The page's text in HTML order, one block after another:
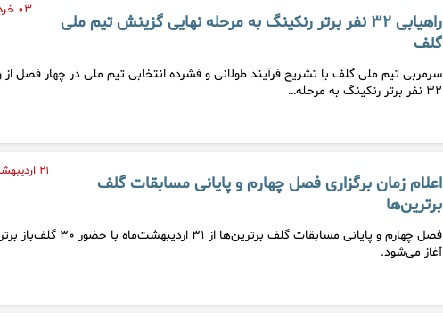
۰۳ خرداد ۱۴۰۵
راهیابی ۳۲ نفر برتر رنکینگ به مرحله نهایی گزینش تیم ملی
گلف
سرمربی تیم ملی گلف با تشریح فرآیند طولانی و فشرده انتخابی تیم ملی در چهار فصل از
۳۲ نفر برتر رنکینگ به مرحله…
۲۱ اردیبهشت ۱۴۰۵
اعلام زمان برگزاری فصل چهارم و پایانی مسابقات گلف
برترین‌ها
فصل چهارم و پایانی مسابقات گلف برترین‌ها از ۳۱
آغاز می‌شود.